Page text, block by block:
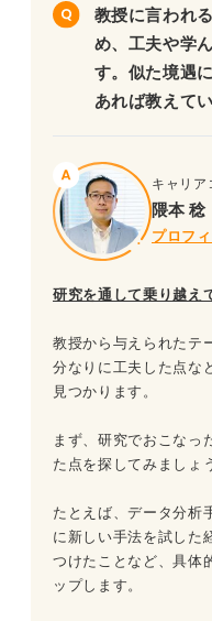
教授に言われ
め、工夫や学
す。似た境遇
あれば教えて
キャリア
隈本 稔
プロフ
研究を通して乗り越え
教授から与えられたテ
分なりに工夫した点な
見つかります。
まず、研究でおこなっ
た点を探してみましょ
たとえば、データ分析
に新しい手法を試した
つけたことなど、具体
ップします。